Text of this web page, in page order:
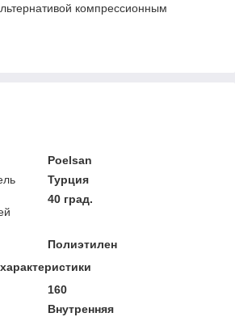
компрессионным
Poelsan
Турция
40 град.
Полиэтилен
160
Внутренняя